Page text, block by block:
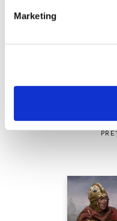
Marketing